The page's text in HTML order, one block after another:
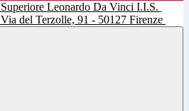
I.I.S.
Via del Terzolle, 91 - 50127 Firenze